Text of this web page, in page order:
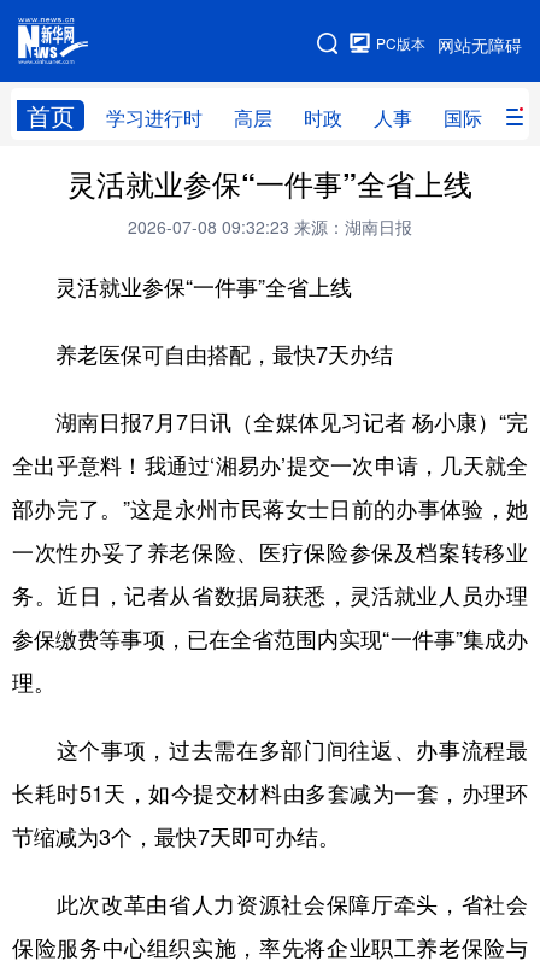
网站无障碍
PC版本
首页 学习进行时 高层 时政 人事 国际 财
网站地图
学习进行时 高层 时政 人事
财经 网评
台湾 思客智库 全球连线
访谈 视频 图片 政务
法律 中央文件 金融
数字经济
学术中国 乡村振兴 银龄 溯源中国
城市 旅游 能源 会展
公益 一带一路 亚太网 上市公司
文化产业
北京 天津 河北 山西
灵活就业参保“一件事”全省上线
2026-07-08 09:32:23 来源：湖南日报
灵活就业参保“一件事”全省上线
养老医保可自由搭配，最快7天办结
湖南日报7月7日讯（全媒体见习记者 杨小康）“完
全出乎意料！我通过‘湘易办’提交一次申请，几天就全
部办完了。”这是永州市民蒋女士日前的办事体验，她
一次性办妥了养老保险、医疗保险参保及档案转移业
务。近日，记者从省数据局获悉，灵活就业人员办理
参保缴费等事项，已在全省范围内实现“一件事”集成办
理。
这个事项，过去需在多部门间往返、办事流程最
长耗时51天，如今提交材料由多套减为一套，办理环
节缩减为3个，最快7天即可办结。
此次改革由省人力资源社会保障厅牵头，省社会
保险服务中心组织实施，率先将企业职工养老保险与